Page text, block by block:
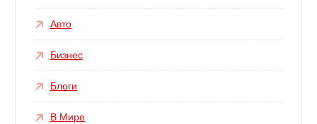
Авто
Бизнес
Блоги
В Мире